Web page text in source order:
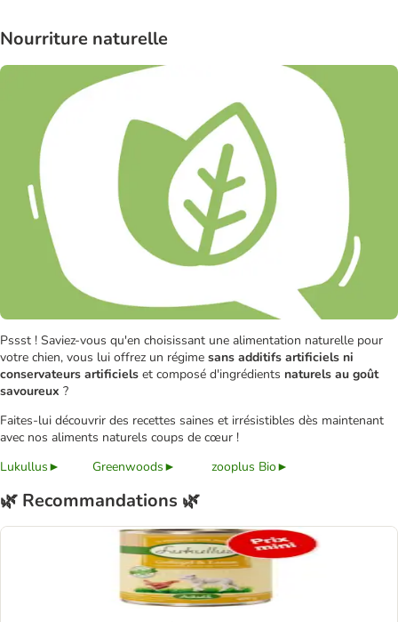
Nourriture naturelle
Pssst ! Saviez-vous qu'en choisissant une alimentation naturelle pour
votre chien, vous lui offrez un régime sans additifs artificiels ni
conservateurs artificiels et composé d'ingrédients naturels au goût
savoureux ?
Faites-lui découvrir des recettes saines et irrésistibles dès maintenant
avec nos aliments naturels coups de cœur !
Lukullus►
Greenwoods► zooplus Bio►
🌿 Recommandations 🌿